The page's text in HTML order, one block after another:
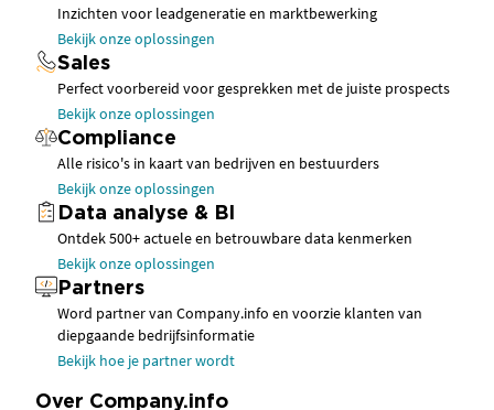
Inzichten voor leadgeneratie en marktbewerking
Bekijk onze oplossingen
Sales
Perfect voorbereid voor gesprekken met de juiste prospects
Bekijk onze oplossingen
Compliance
Alle risico's in kaart van bedrijven en bestuurders
Bekijk onze oplossingen
Data analyse & BI
Ontdek 500+ actuele en betrouwbare data kenmerken
Bekijk onze oplossingen
Partners
Word partner van Company.info en voorzie klanten van
diepgaande bedrijfsinformatie
Bekijk hoe je partner wordt
Over Company.info